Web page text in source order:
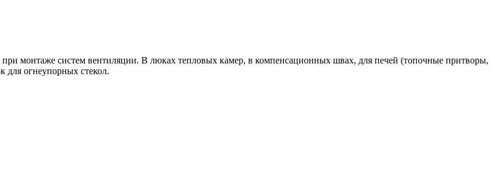
монтаже систем вентиляции. В люках тепловых камер, в компенсационных швах, для печей (топочные притворы,
для огнеупорных стекол.